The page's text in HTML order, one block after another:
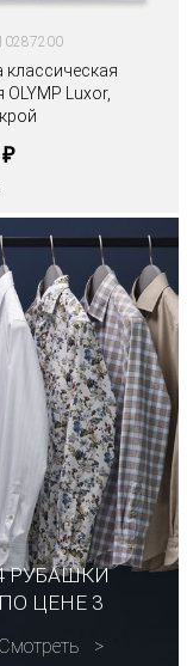
классическая
Luxor,
₽
РУБАШКИ
ПО ЦЕНЕ 3
Смотреть